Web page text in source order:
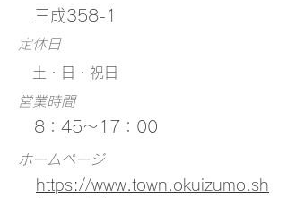
三成358-1
定休日
土・日・祝日
営業時間
8：45～17：00
ホームページ
https://www.town.okuizumo.sh